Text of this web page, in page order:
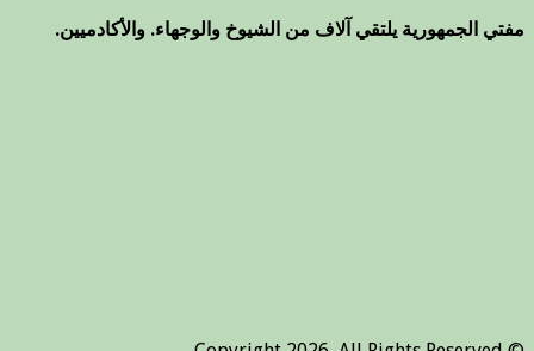
مفتي الجمهورية يلتقي آلاف من الشيوخ والوجهاء. والأكادميين.